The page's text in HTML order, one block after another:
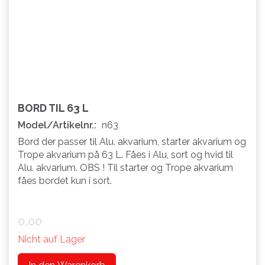
BORD TIL 63 L
Model/Artikelnr.: n63
Bord der passer til Alu. akvarium, starter akvarium og
Trope akvarium på 63 L. Fåes i Alu, sort og hvid til
Alu. akvarium. OBS ! Til starter og Trope akvarium
fåes bordet kun i sort.
0,00
Nicht auf Lager